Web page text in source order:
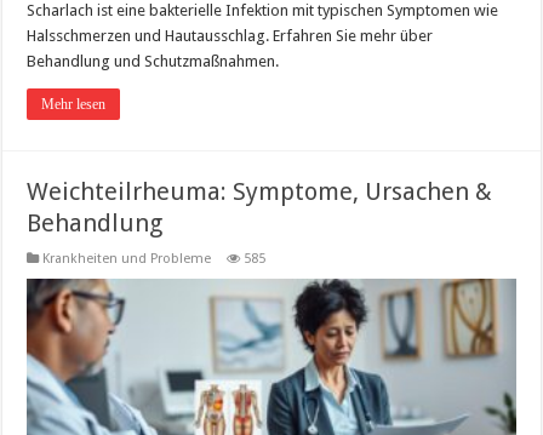
Scharlach ist eine bakterielle Infektion mit typischen Symptomen wie
Halsschmerzen und Hautausschlag. Erfahren Sie mehr über
Behandlung und Schutzmaßnahmen.
Mehr lesen
Weichteilrheuma: Symptome, Ursachen &
Behandlung
Krankheiten und Probleme 585